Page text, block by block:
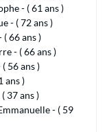
- ( 61 ans )
- ( 72 ans )
66 ans )
- ( 66 ans )
56 ans )
ans )
37 ans )
- ( 59